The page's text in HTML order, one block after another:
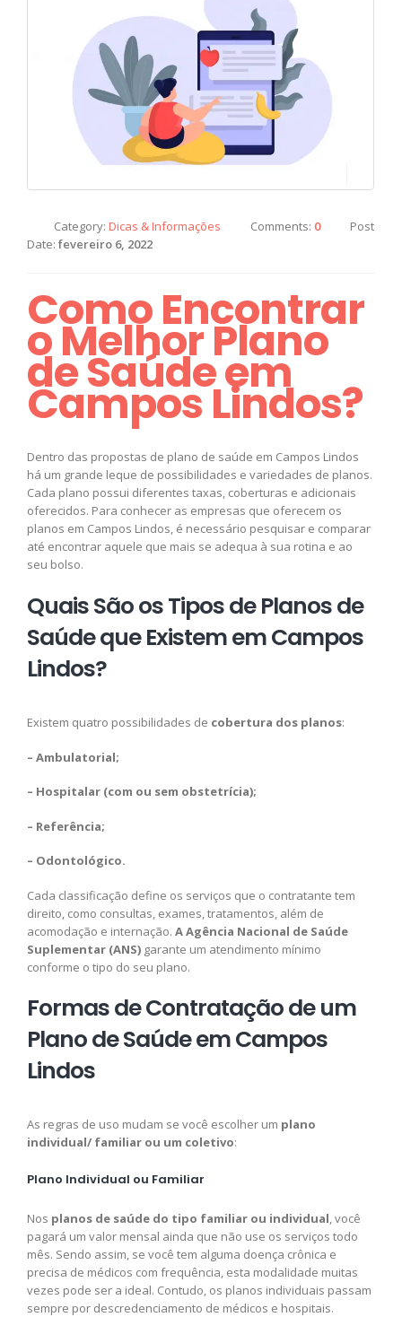
Category: Dicas & Informações Comments: 0
Post
Date: fevereiro 6, 2022
Como Encontrar
o Melhor Plano
de Saúde em
Campos Lindos?
Dentro das propostas de plano de saúde em Campos Lindos
há um grande leque de possibilidades e variedades de planos.
Cada plano possui diferentes taxas, coberturas e adicionais
oferecidos. Para conhecer as empresas que oferecem os
planos em Campos Lindos, é necessário pesquisar e comparar
até encontrar aquele que mais se adequa à sua rotina e ao
seu bolso.
Quais São os Tipos de Planos de
Saúde que Existem em Campos
Lindos?
Existem quatro possibilidades de cobertura dos planos:
– Ambulatorial;
– Hospitalar (com ou sem obstetrícia);
– Referência;
– Odontológico.
Cada classificação define os serviços que o contratante tem
direito, como consultas, exames, tratamentos, além de
acomodação e internação. A Agência Nacional de Saúde
Suplementar (ANS) garante um atendimento mínimo
conforme o tipo do seu plano.
Formas de Contratação de um
Plano de Saúde em Campos
Lindos
As regras de uso mudam se você escolher um plano
individual/ familiar ou um coletivo:
Plano Individual ou Familiar
Nos planos de saúde do tipo familiar ou individual, você
pagará um valor mensal ainda que não use os serviços todo
mês. Sendo assim, se você tem alguma doença crônica e
precisa de médicos com frequência, esta modalidade muitas
vezes pode ser a ideal. Contudo, os planos individuais passam
sempre por descredenciamento de médicos e hospitais.